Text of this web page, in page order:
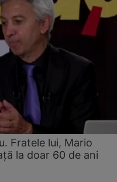
Fratele lui, Mario
la doar 60 de ani